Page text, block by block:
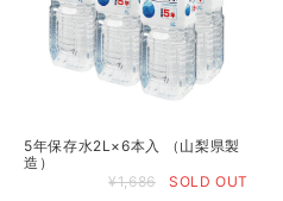
5年保存水2L×6本入 （山梨県製
造）
¥1,686
SOLD OUT